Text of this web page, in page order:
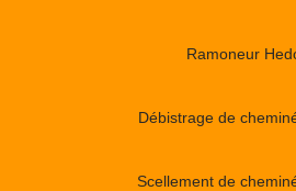
Ramoneur
Débistrage de
Scellement de